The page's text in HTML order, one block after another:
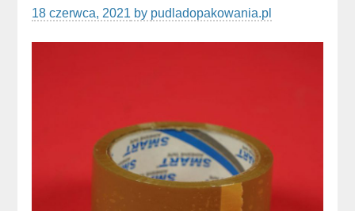
18 czerwca, 2021 by pudladopakowania.pl